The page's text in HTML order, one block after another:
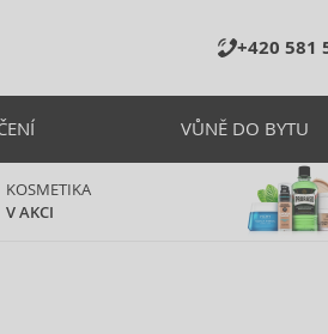
+420 581
VŮNĚ DO BYTU
KOSMETIKA
V AKCI